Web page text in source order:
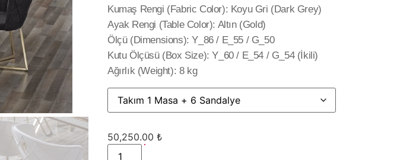
Kumaş Rengi (Fabric Color): Koyu Gri (Dark Grey)
Ayak Rengi (Table Color): Altın (Gold)
Ölçü (Dimensions): Y_86 / E_55 / G_50
Kutu Ölçüsü (Box Size): Y_60 / E_54 / G_54 (İkili)
Ağırlık (Weight): 8 kg
50,250.00 ₺